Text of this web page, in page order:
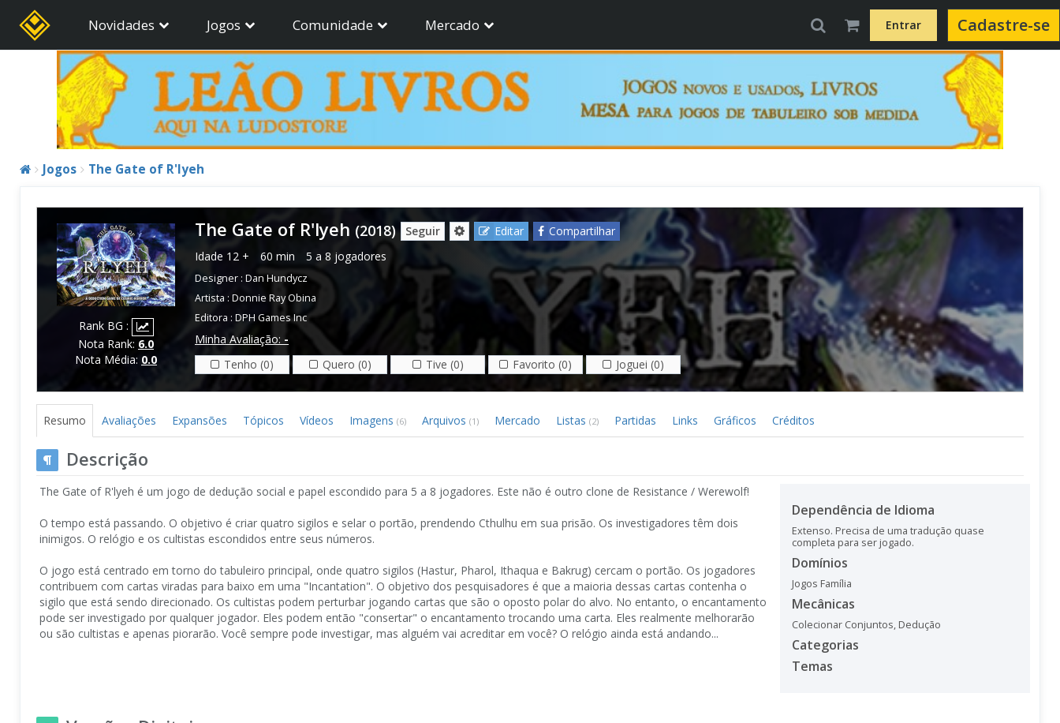
Novidades Jogos Comunidade Mercado Entrar Cadastre-se
Jogos The Gate of R'lyeh
Rank BG :
Nota Rank: 6.0
Nota Média: 0.0
The Gate of R'lyeh (2018) Seguir Editar
Compartilhar
Idade 12 + 60 min 5 a 8 jogadores
Designer : Dan Hundycz
Artista : Donnie Ray Obina
Editora : DPH Games Inc
Minha Avaliação: -
Tenho (0)
Quero (0) Tive (0) Favorito (0) Joguei (0)
Resumo Avaliações Expansões Tópicos Vídeos Imagens (6) Arquivos (1) Mercado Listas (2) Partidas Links Gráficos Créditos
Descrição
The Gate of R'lyeh é um jogo de dedução social e papel escondido para 5 a 8 jogadores. Este não é outro clone de Resistance / Werewolf!
O tempo está passando. O objetivo é criar quatro sigilos e selar o portão, prendendo Cthulhu em sua prisão. Os investigadores têm dois
inimigos. O relógio e os cultistas escondidos entre seus números.
O jogo está centrado em torno do tabuleiro principal, onde quatro sigilos (Hastur, Pharol, Ithaqua e Bakrug) cercam o portão. Os jogadores
contribuem com cartas viradas para baixo em uma "Incantation". O objetivo dos pesquisadores é que a maioria dessas cartas contenha o
sigilo que está sendo direcionado. Os cultistas podem perturbar jogando cartas que são o oposto polar do alvo. No entanto, o encantamento
pode ser investigado por qualquer jogador. Eles podem então "consertar" o encantamento trocando uma carta. Eles realmente melhorarão
ou são cultistas e apenas piorarão. Você sempre pode investigar, mas alguém vai acreditar em você? O relógio ainda está andando...
Dependência de Idioma
Extenso. Precisa de uma tradução quase
completa para ser jogado.
Domínios
Jogos Família
Mecânicas
Colecionar Conjuntos, Dedução
Categorias
Temas